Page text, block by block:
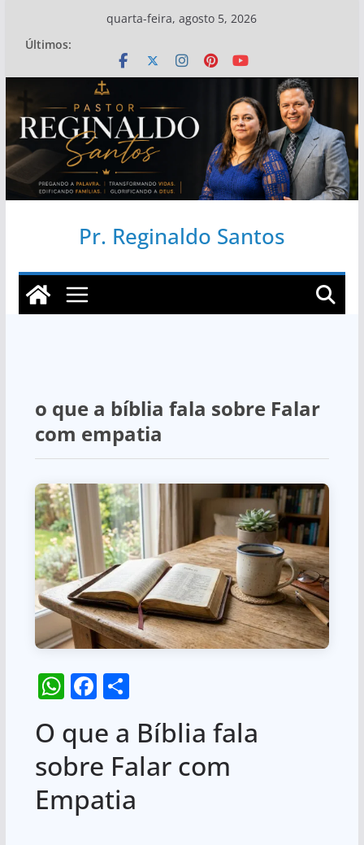
conteúdo
quarta-feira, agosto 5, 2026
Últimos:
Pr. Reginaldo Santos
o que a bíblia fala sobre Falar
com empatia
W
h
at
s
A
p
F
a
c
e
b
o
S
ar
e
O que a Bíblia fala
sobre Falar com
Empatia